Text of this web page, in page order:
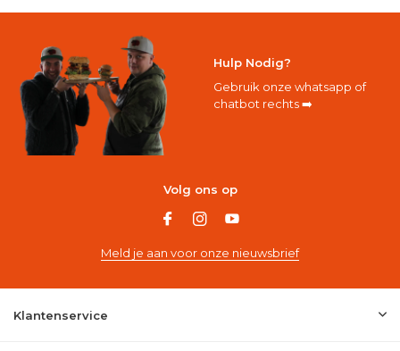
Hulp Nodig?
Gebruik onze whatsapp of
chatbot rechts ➡️
Volg ons op
Meld je aan voor onze nieuwsbrief
Klantenservice